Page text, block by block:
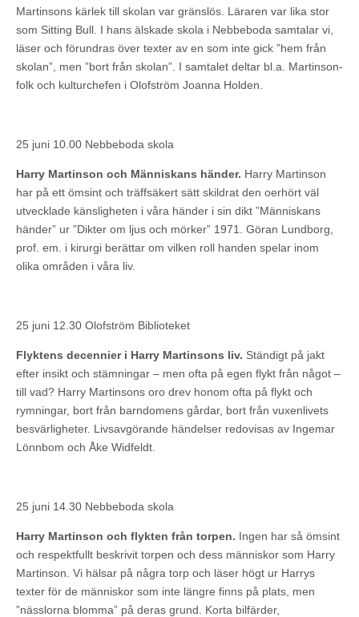
Martinsons kärlek till skolan var gränslös. Läraren var lika stor
som Sitting Bull. I hans älskade skola i Nebbeboda samtalar vi,
läser och förundras över texter av en som inte gick ”hem från
skolan”, men ”bort från skolan”. I samtalet deltar bl.a. Martinson-
folk och kulturchefen i Olofström Joanna Holden.
25 juni 10.00 Nebbeboda skola
Harry Martinson och Människans händer. Harry Martinson
har på ett ömsint och träffsäkert sätt skildrat den oerhört väl
utvecklade känsligheten i våra händer i sin dikt ”Människans
händer” ur ”Dikter om ljus och mörker” 1971. Göran Lundborg,
prof. em. i kirurgi berättar om vilken roll handen spelar inom
olika områden i våra liv.
25 juni 12.30 Olofström Biblioteket
Flyktens decennier i Harry Martinsons liv. Ständigt på jakt
efter insikt och stämningar – men ofta på egen flykt från något –
till vad? Harry Martinsons oro drev honom ofta på flykt och
rymningar, bort från barndomens gårdar, bort från vuxenlivets
besvärligheter. Livsavgörande händelser redovisas av Ingemar
Lönnbom och Åke Widfeldt.
25 juni 14.30 Nebbeboda skola
Harry Martinson och flykten från torpen. Ingen har så ömsint
och respektfullt beskrivit torpen och dess människor som Harry
Martinson. Vi hälsar på några torp och läser högt ur Harrys
texter för de människor som inte längre finns på plats, men
”nässlorna blomma” på deras grund. Korta bilfärder,